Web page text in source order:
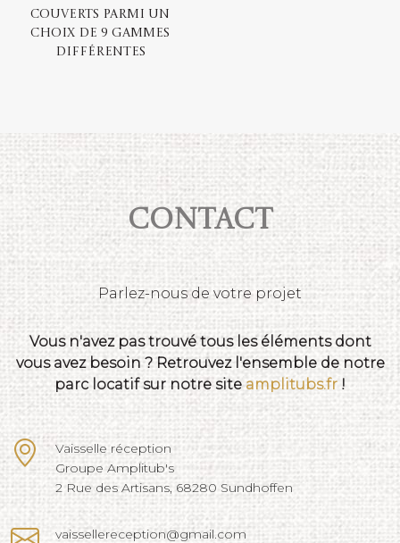
Couverts parmi un
choix de 9 gammes
différentes
Contact
Parlez-nous de votre projet
Vous n'avez pas trouvé tous les éléments dont
vous avez besoin ? Retrouvez l'ensemble de notre
parc locatif sur notre site amplitubs.fr !
Vaisselle réception
Groupe Amplitub's
2 Rue des Artisans, 68280 Sundhoffen
vaissellereception@gmail.com